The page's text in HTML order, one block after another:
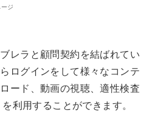
ジ
レラと顧問契約を結ばれてい
ログインをして様々なコンテ
ード、動画の視聴、適性検査
利用することができます。